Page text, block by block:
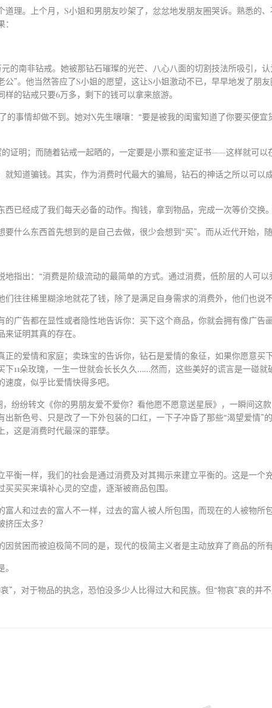
理。上个月， S小姐和男朋友吵架了，忿忿地发朋友圈哭诉。熟悉的
的南非钻戒。她被那钻石璀璨的光芒、八心八面的切割技法所吸引，
公”。他当然答应了S小姐的愿望，这让S小姐激动不已，早早地发了朋友
样的钻戒只要6万多，剩下的钱可以拿来旅游。
的事情却做不到。她对X先生嚷嚷：“要是被我的闺蜜知道了你要买便
证明；而随着钻戒一起晒的，一定要是小票和鉴定证书——这样就可以
就知道骗钱。其实，作为消费时代最大的骗局，钻石的神话之所以可
已经成了我们每天必备的动作。掏钱，拿到物品，完成一次等价交换
什么东西首先想到的是自己去做，很少会想到“买”。而从近代开始，
地指出：“消费是阶级流动的最简单的方式。通过消费，低阶层的人可
往往稀里糊涂地就花了钱，除了是满足自身需求的消费外，他们也说
的广告都在显性或者隐性地告诉你：买下这个商品，你就会拥有像广
证明其真的存在。
正的爱情和家庭；卖珠宝的告诉你，钻石是爱情的象征，如果你愿意
下11朵玫瑰，一生一世就会长长久久……然而，这些美好的谎言是一碰
度，似乎比爱情快得多吧。
纷纷转文《你的男朋友爱不爱你？看他愿不愿意送星辰》，一瞬间这
新色号、只是改了一下外包装的口红，一下子冲昏了那些“渴望爱情
这是消费时代最深的罪孽。
平衡一样，我们的社会是通过消费及对其揭示来建立平衡的。这是一
买买来填补心灵的空虚，逐渐被商品包围。
富人和过去的富人不一样，过去的富人被人所包围，而现在的人被物
压太多？
贫困而被迫极简不同的是，现代的极简主义者是主动放弃了商品的所
”，对于物品的执念，恐怕没多少人比得过大和民族。但“物哀”哀的